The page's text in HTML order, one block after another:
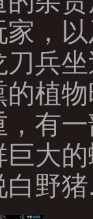
，
刀兵
植
有
大
白野